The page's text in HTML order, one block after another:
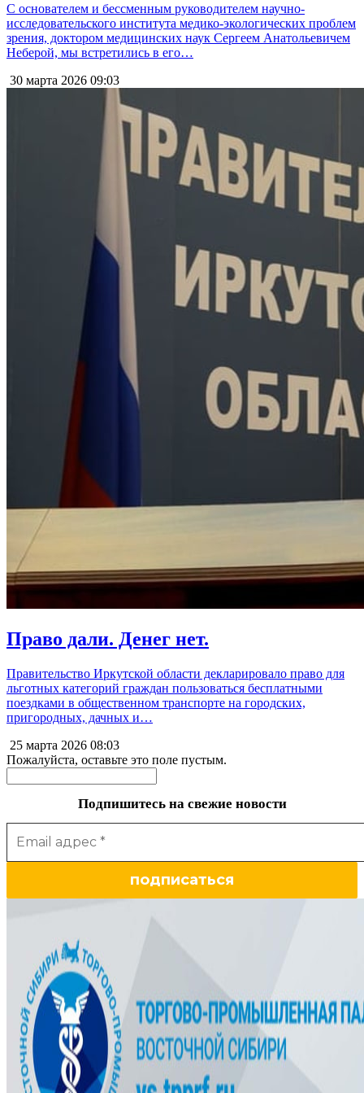
С основателем и бессменным руководителем научно-
исследовательского института медико-экологических проблем
зрения, доктором медицинских наук Сергеем Анатольевичем
Неберой, мы встретились в его…
30 марта 2026 09:03
Право дали. Денег нет.
Правительство Иркутской области декларировало право для
льготных категорий граждан пользоваться бесплатными
поездками в общественном транспорте на городских,
пригородных, дачных и…
25 марта 2026 08:03
Пожалуйста, оставьте это поле пустым.
Подпишитесь на свежие новости